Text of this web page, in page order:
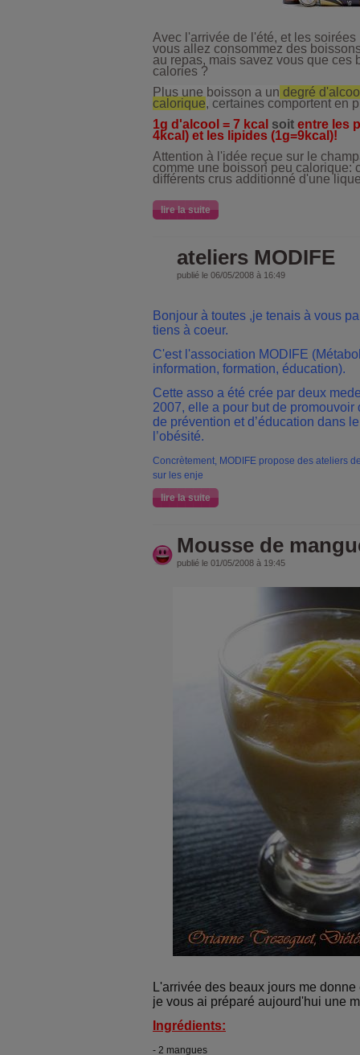
Avec l'arrivée de l'été, et les
vous allez consommez des
au repas, mais savez vous que ces
calories ?
Plus une boisson a un degré
calorique, certaines comportent en
1g d'alcool = 7 kcal soit entre les
4kcal) et les lipides (1g=9kcal)!
Attention à l'idée reçue sur le
comme une boisson peu calorique:
différents crus additionné d'une
lire la suite
ateliers MODIFE
publié le 06/05/2008 à 16:49
Bonjour à toutes ,je tenais à vous
tiens à coeur.
C'est l'association MODIFE
information, formation, éducation).
Cette asso a été crée par deux
2007, elle a pour but de promouvoir
de prévention et d’éducation dans
l’obésité.
Concrètement, MODIFE propose des ateliers
sur les enje
lire la suite
Mousse de
publié le 01/05/2008 à 19:45
L'arrivée des beaux jours me
je vous ai préparé aujourd'hui une
Ingrédients:
- 2 mangues